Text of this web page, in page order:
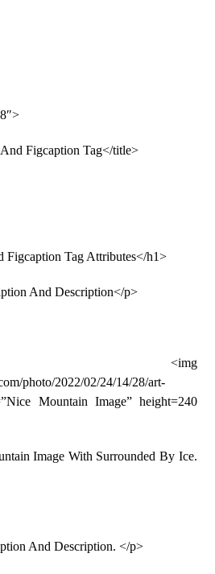
Figcaption Tag</title>
Figcaption Tag Attributes</h1>
And Description</p>
photo/2022/02/24/14/28/art-
Mountain Image” height=240
Image With Surrounded By Ice.
And Description. </p>